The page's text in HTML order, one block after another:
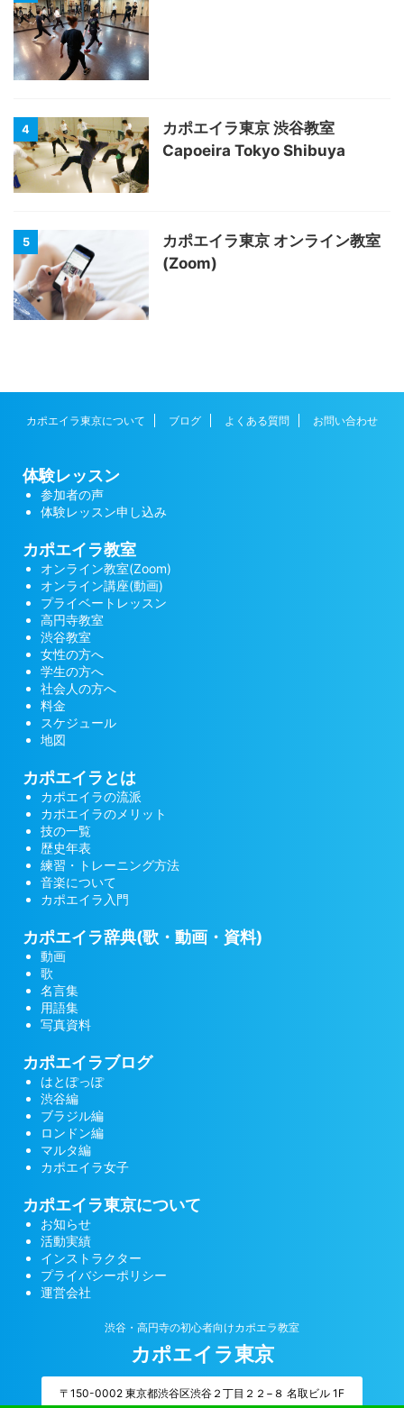
4
カポエイラ東京 渋谷教室
Capoeira Tokyo Shibuya
5
カポエイラ東京 オンライン教室
(Zoom)
カポエイラ東京について ブログ よくある質問 お問い合わせ
体験レッスン
参加者の声
体験レッスン申し込み
カポエイラ教室
オンライン教室(Zoom)
オンライン講座(動画)
プライベートレッスン
高円寺教室
渋谷教室
女性の方へ
学生の方へ
社会人の方へ
料金
スケジュール
地図
カポエイラとは
カポエイラの流派
カポエイラのメリット
技の一覧
歴史年表
練習・トレーニング方法
音楽について
カポエイラ入門
カポエイラ辞典(歌・動画・資料)
動画
歌
名言集
用語集
写真資料
カポエイラブログ
はとぽっぽ
渋谷編
ブラジル編
ロンドン編
マルタ編
カポエイラ女子
カポエイラ東京について
お知らせ
活動実績
インストラクター
プライバシーポリシー
運営会社
渋谷・高円寺の初心者向けカポエラ教室
カポエイラ東京
〒150-0002 東京都渋谷区渋谷２丁目２２−８ 名取ビル 1F